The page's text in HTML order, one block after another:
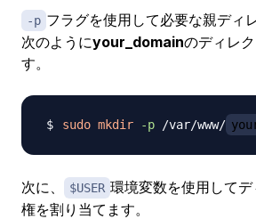
-p フラグを使用して必要な親ディ
次のようにyour_domainのディレ
す。
sudo mkdir -p /var/www/
次に、 $USER 環境変数を使用して
権を割り当てます。